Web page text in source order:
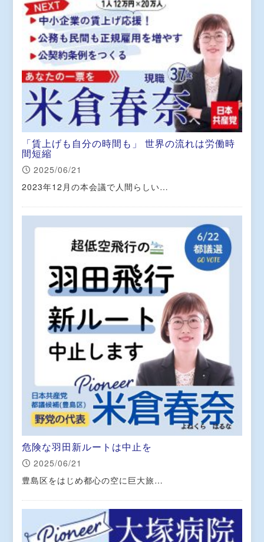
「賃上げも自分の時間も」 世界の流れは労働時
間短縮
2025/06/21
2023年12月の本会議で人間らしい…
危険な羽田新ルートは中止を
2025/06/21
豊島区をはじめ都心の空に巨大旅…